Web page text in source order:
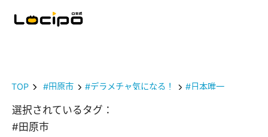
TOP #田原市 #デラメチャ気になる！ #日本唯一
選択されているタグ：
#田原市